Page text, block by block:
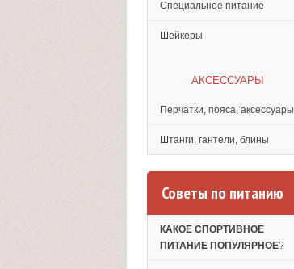
Специальное питание
Шейкеры
АКСЕССУАРЫ
Перчатки, пояса, аксессуары
Штанги, гантели, блины
Советы по питанию
КАКОЕ СПОРТИВНОЕ
ПИТАНИЕ ПОПУЛЯРНОЕ?